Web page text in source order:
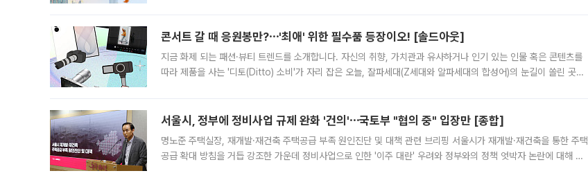
콘서트 갈 때 응원봉만?⋯'최애' 위한 필수품 등장이오! [솔드아웃]
지금 화제 되는 패션·뷰티 트렌드를 소개합니다. 자신의 취향, 가치관과 유사하거나 인기 있는 인물 혹은 콘텐츠를
따라 제품을 사는 '디토(Ditto) 소비'가 자리 잡은 오늘, 잘파세대(Z세대와 알파세대의 합성어)의 눈길이 쏠린 곳은
서울시, 정부에 정비사업 규제 완화 '건의'⋯국토부 "협의 중" 입장만 [종합]
명노준 주택실장, 재개발·재건축 주택공급 부족 원인진단 및 대책 관련 브리핑 서울시가 재개발·재건축을 통한 주택
공급 확대 방침을 거듭 강조한 가운데 정비사업으로 인한 '이주 대란' 우려와 정부와의 정책 엇박자 논란에 대해 정